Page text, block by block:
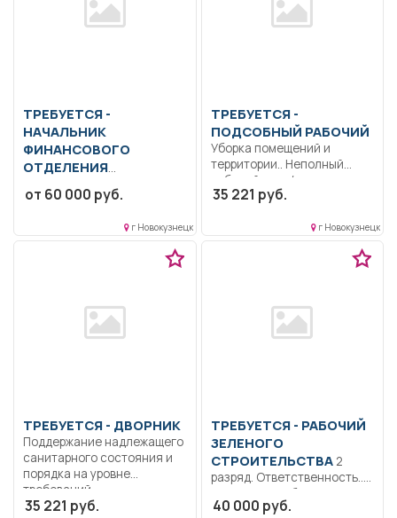
ТРЕБУЕТСЯ -
НАЧАЛЬНИК
ФИНАНСОВОГО
ОТДЕЛЕНИЯ
бухгалтера) Образование:
работниками финансового
от 60 000 руб.
г Новокузнецк
ТРЕБУЕТСЯ -
ПОДСОБНЫЙ РАБОЧИЙ
Уборка помещений и
территории.. Неполный
рабочий день/неполная
рабочая неделя..
35 221 руб.
г Новокузнецк
ТРЕБУЕТСЯ - ДВОРНИК
Поддержание надлежащего
санитарного состояния и
порядка на уровне
требований...
35 221 руб.
ТРЕБУЕТСЯ - РАБОЧИЙ
ЗЕЛЕНОГО
СТРОИТЕЛЬСТВА2
разряд. Ответственность..
Выполняет работы при
закладке зеленых
40 000 руб.